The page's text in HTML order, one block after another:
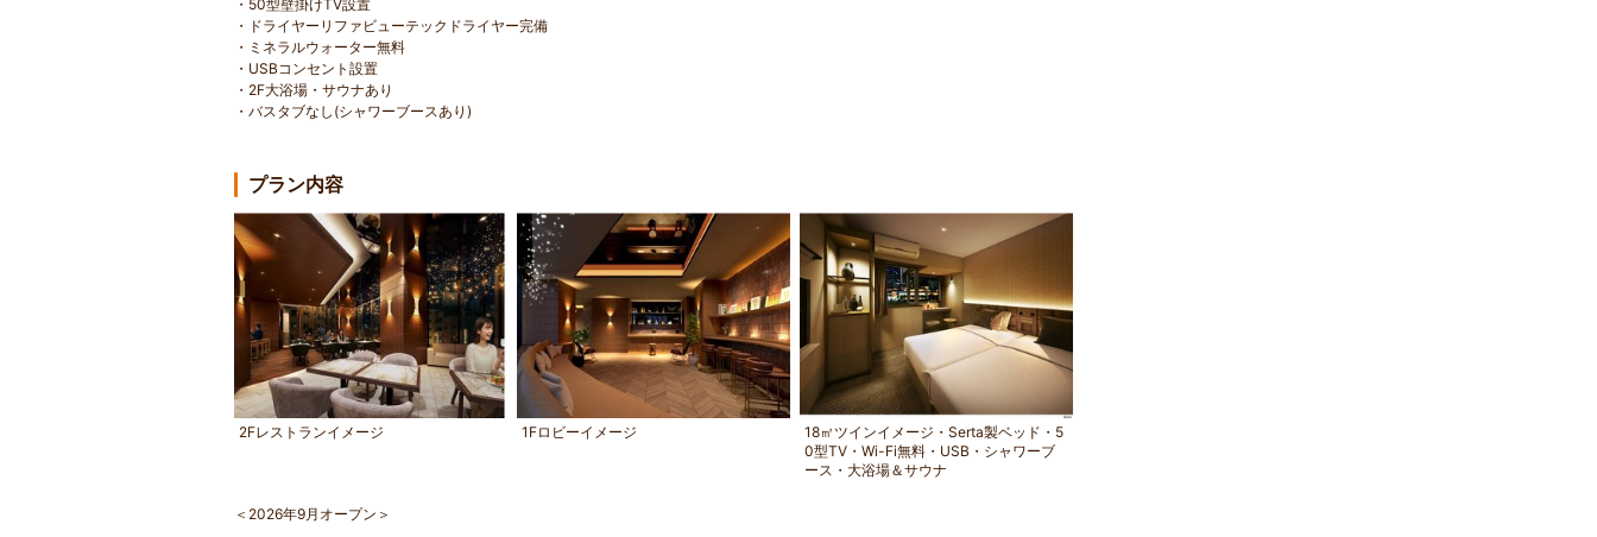
・50型壁掛けTV設置
・ドライヤーリファビューテックドライヤー完備
・ミネラルウォーター無料
・USBコンセント設置
・2F大浴場・サウナあり
・バスタブなし(シャワーブースあり)
プラン内容
2Fレストランイメージ 1Fロビーイメージ
18㎡ツインイメージ・Serta製ベッド・5
0型TV・Wi-Fi無料・USB・シャワーブ
ース・大浴場＆サウナ
＜2026年9月オープン＞